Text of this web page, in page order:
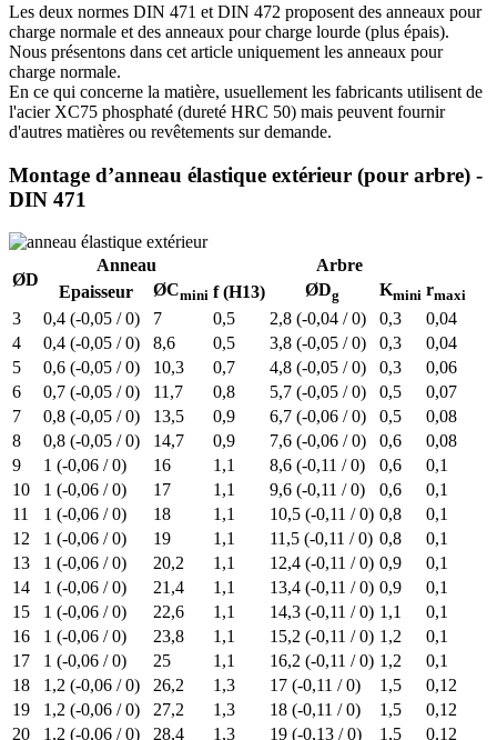
Les deux normes DIN 471 et DIN 472 proposent des anneaux pour
charge normale et des anneaux pour charge lourde (plus épais).
Nous présentons dans cet article uniquement les anneaux pour
charge normale.
En ce qui concerne la matière, usuellement les fabricants utilisent de
l'acier XC75 phosphaté (dureté HRC 50) mais peuvent fournir
d'autres matières ou revêtements sur demande.
Montage d’anneau élastique extérieur (pour arbre) -
DIN 471
ØD
Anneau
Arbre
Epaisseur
ØCmini f (H13) ØDg Kmini rmaxi
3 0,4 (-0,05 / 0) 7 0,5 2,8 (-0,04 / 0) 0,3
0,04
4
0,4 (-0,05 / 0) 8,6 0,5 3,8 (-0,05 / 0) 0,3
0,04
5
0,6 (-0,05 / 0) 10,3 0,7 4,8 (-0,05 / 0) 0,3
0,06
6
0,7 (-0,05 / 0) 11,7 0,8 5,7 (-0,05 / 0) 0,5
0,07
7
0,8 (-0,05 / 0) 13,5 0,9 6,7 (-0,06 / 0) 0,5
0,08
8
0,8 (-0,05 / 0) 14,7 0,9 7,6 (-0,06 / 0) 0,6
0,08
9
1 (-0,06 / 0) 16 1,1 8,6 (-0,11 / 0) 0,6
0,1
10
1 (-0,06 / 0) 17 1,1 9,6 (-0,11 / 0) 0,6
0,1
11
1 (-0,06 / 0) 18 1,1 10,5 (-0,11 / 0) 0,8
0,1
12
1 (-0,06 / 0) 19 1,1 11,5 (-0,11 / 0) 0,8
0,1
13
1 (-0,06 / 0) 20,2 1,1 12,4 (-0,11 / 0) 0,9
0,1
14
1 (-0,06 / 0) 21,4 1,1 13,4 (-0,11 / 0) 0,9
0,1
15
1 (-0,06 / 0) 22,6 1,1 14,3 (-0,11 / 0) 1,1
0,1
16
1 (-0,06 / 0) 23,8 1,1 15,2 (-0,11 / 0) 1,2
0,1
17
1 (-0,06 / 0) 25 1,1 16,2 (-0,11 / 0) 1,2
0,1
18
1,2 (-0,06 / 0) 26,2 1,3 17 (-0,11 / 0) 1,5
0,12
19
1,2 (-0,06 / 0) 27,2 1,3 18 (-0,11 / 0) 1,5
0,12
20
1,2 (-0,06 / 0) 28,4 1,3 19 (-0,13 / 0) 1,5 0,12